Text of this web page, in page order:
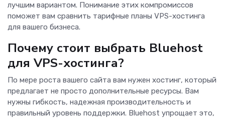
лучшим вариантом. Понимание этих компромиссов
поможет вам сравнить тарифные планы VPS-хостинга
для вашего бизнеса.
Почему стоит выбрать Bluehost
для VPS-хостинга?
По мере роста вашего сайта вам нужен хостинг, который
предлагает не просто дополнительные ресурсы. Вам
нужны гибкость, надежная производительность и
правильный уровень поддержки. Bluehost упрощает это,